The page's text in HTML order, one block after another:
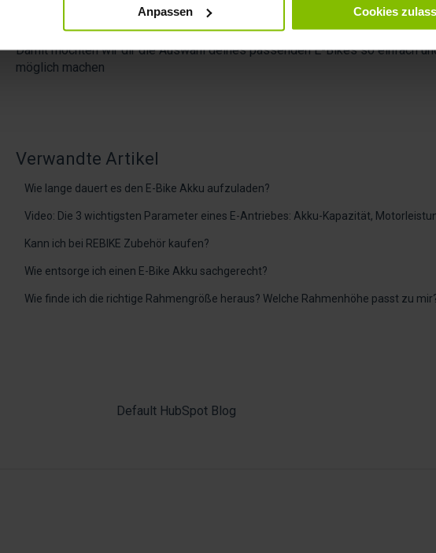
Anpassen Cookies
selbst ermittelt wurde.
Damit möchten wir dir die Auswahl deines passenden E-Bikes so einfach
möglich machen
Verwandte Artikel
Wie lange dauert es den E-Bike Akku aufzuladen?
Video: Die 3 wichtigsten Parameter eines E-Antriebes: Akku-Kapazität,
Kann ich bei REBIKE Zubehör kaufen?
Wie entsorge ich einen E-Bike Akku sachgerecht?
Wie finde ich die richtige Rahmengröße heraus? Welche Rahmenhöhe passt zu
Default HubSpot Blog